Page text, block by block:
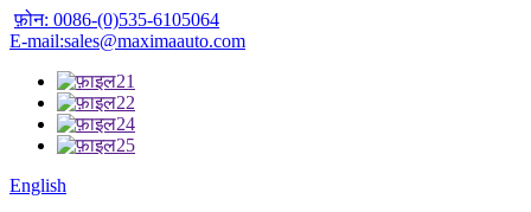
फ़ोन: 0086-(0)535-6105064
E-mail:sales@maximaauto.com
English